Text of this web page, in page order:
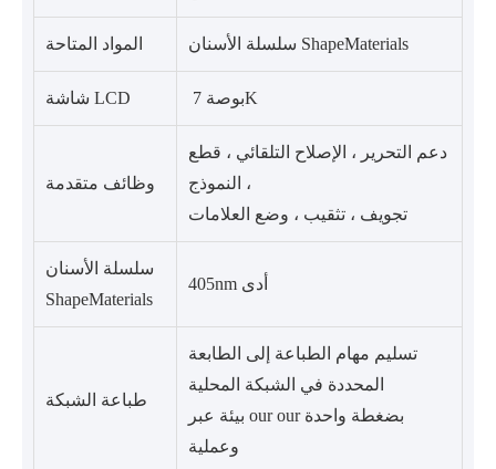
المواد المتاحة سلسلة الأسنان ShapeMaterials
شاشة LCD ‬ بوصة 7K
وظائف متقدمة
دعم التحرير ، الإصلاح التلقائي ، قطع
النموذج ،
تجويف ، تثقيب ، وضع العلامات
سلسلة الأسنان
ShapeMaterials
405nm أدى
طباعة الشبكة
تسليم مهام الطباعة إلى الطابعة
المحددة في الشبكة المحلية
بيئة عبر our our بضغطة واحدة
وعملية